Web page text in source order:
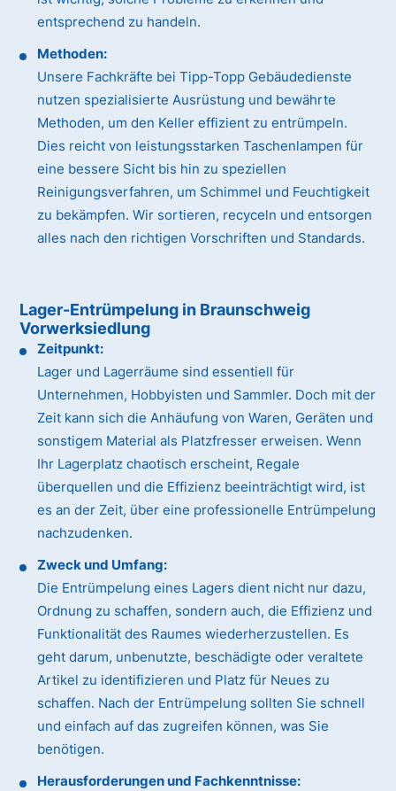
entsprechend zu handeln.
Methoden:
Unsere Fachkräfte bei Tipp-Topp Gebäudedienste
nutzen spezialisierte Ausrüstung und bewährte
Methoden, um den Keller effizient zu entrümpeln.
Dies reicht von leistungsstarken Taschenlampen für
eine bessere Sicht bis hin zu speziellen
Reinigungsverfahren, um Schimmel und Feuchtigkeit
zu bekämpfen. Wir sortieren, recyceln und entsorgen
alles nach den richtigen Vorschriften und Standards.
Lager-Entrümpelung in Braunschweig
Vorwerksiedlung
Zeitpunkt:
Lager und Lagerräume sind essentiell für
Unternehmen, Hobbyisten und Sammler. Doch mit der
Zeit kann sich die Anhäufung von Waren, Geräten und
sonstigem Material als Platzfresser erweisen. Wenn
Ihr Lagerplatz chaotisch erscheint, Regale
überquellen und die Effizienz beeinträchtigt wird, ist
es an der Zeit, über eine professionelle Entrümpelung
nachzudenken.
Zweck und Umfang:
Die Entrümpelung eines Lagers dient nicht nur dazu,
Ordnung zu schaffen, sondern auch, die Effizienz und
Funktionalität des Raumes wiederherzustellen. Es
geht darum, unbenutzte, beschädigte oder veraltete
Artikel zu identifizieren und Platz für Neues zu
schaffen. Nach der Entrümpelung sollten Sie schnell
und einfach auf das zugreifen können, was Sie
benötigen.
Herausforderungen und Fachkenntnisse: